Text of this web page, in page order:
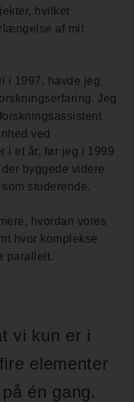
hvilket
af mit
i 1997, havde jeg
Jeg
ved
i et år, før jeg i 1999
byggede videre
studerende.
hvordan vores
hvor komplekse
parallelt.
vi kun er i
elementer
én gang.